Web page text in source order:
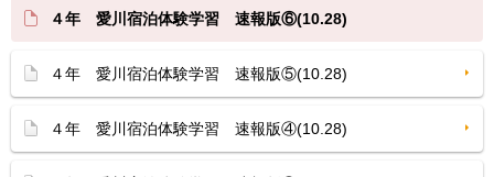
４年 愛川宿泊体験学習 速報版⑥(10.28)
４年 愛川宿泊体験学習 速報版⑤(10.28)
４年 愛川宿泊体験学習 速報版④(10.28)